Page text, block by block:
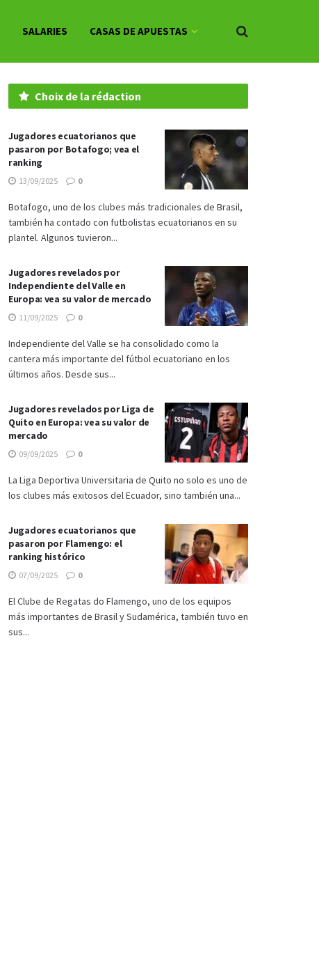
SALARIES CASAS DE APUESTAS
Choix de la rédaction
Jugadores ecuatorianos que
pasaron por Botafogo; vea el
ranking
13/09/2025 0
Botafogo, uno de los clubes más tradicionales de Brasil,
también ha contado con futbolistas ecuatorianos en su
plantel. Algunos tuvieron...
Jugadores revelados por
Independiente del Valle en
Europa: vea su valor de mercado
11/09/2025 0
Independiente del Valle se ha consolidado como la
cantera más importante del fútbol ecuatoriano en los
últimos años. Desde sus...
Jugadores revelados por Liga de
Quito en Europa: vea su valor de
mercado
09/09/2025 0
La Liga Deportiva Universitaria de Quito no solo es uno de
los clubes más exitosos del Ecuador, sino también una...
Jugadores ecuatorianos que
pasaron por Flamengo: el
ranking histórico
07/09/2025 0
El Clube de Regatas do Flamengo, uno de los equipos
más importantes de Brasil y Sudamérica, también tuvo en
sus...